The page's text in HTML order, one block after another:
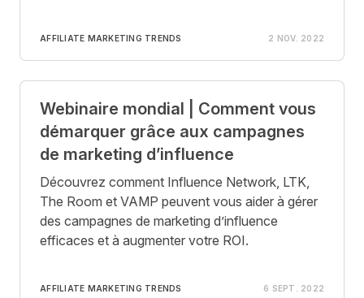
AFFILIATE MARKETING TRENDS 2 NOV. 2022
Webinaire mondial | Comment vous
démarquer grâce aux campagnes
de marketing d’influence
Découvrez comment Influence Network, LTK,
The Room et VAMP peuvent vous aider à gérer
des campagnes de marketing d’influence
efficaces et à augmenter votre ROI.
AFFILIATE MARKETING TRENDS 6 SEPT. 2022